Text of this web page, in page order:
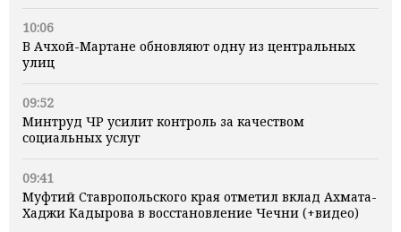
10:06
В Ачхой-Мартане обновляют одну из центральных
улиц
09:52
Минтруд ЧР усилит контроль за качеством
социальных услуг
09:41
Муфтий Ставропольского края отметил вклад Ахмата-
Хаджи Кадырова в восстановление Чечни (+видео)